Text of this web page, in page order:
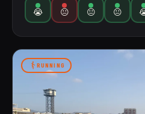
😭 😐 😐 😐
RUNNING